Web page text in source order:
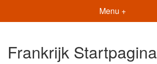
Menu +
Frankrijk Startpagina